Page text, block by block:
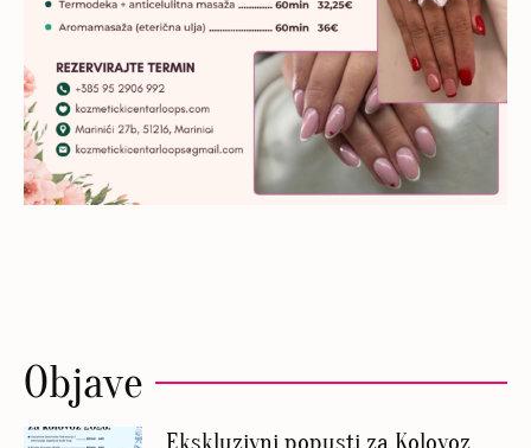
Objave
Ekskluzivni popusti za Kolovoz